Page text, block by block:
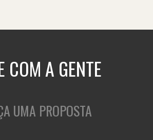
COM A GENTE
UMA PROPOSTA